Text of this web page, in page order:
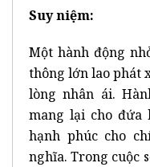
Suy niệm:
Một hành động
thông lớn lao phát
lòng nhân ái.
mang lại cho đứa
hạnh phúc cho
nghĩa. Trong cuộc